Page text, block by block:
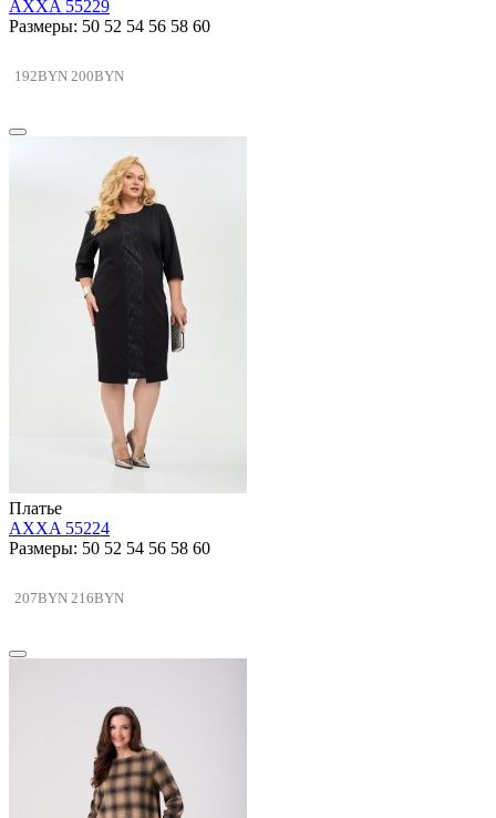
AXXA 55229
Размеры: 50 52 54 56 58 60
192BYN 200BYN
Платье
AXXA 55224
Размеры: 50 52 54 56 58 60
207BYN 216BYN